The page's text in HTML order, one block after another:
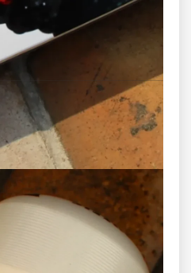
بلبرینگ‌ها (Bearings)
بلبرینگ‌های داخل چرخ‌ها
مدل: ILQ-11 PRO SCRS 608RS
تعداد: ۸ عدد
ترکیب سرعت بالا + روانی
استاندارد حرفه‌ای، مناسب راید
گپ، گرایند و اسلاید